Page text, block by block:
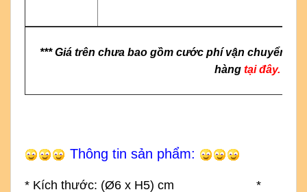
*** Giá trên chưa bao gồm cước phí vận chuyển &
hàng tại đây.
Thông tin sản phẩm:
* Kích thước: (Ø6 x H5) cm *